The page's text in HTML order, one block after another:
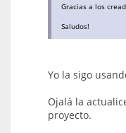
Gracias a los
Saludos!
Yo la sigo
Ojalá la
proyecto.